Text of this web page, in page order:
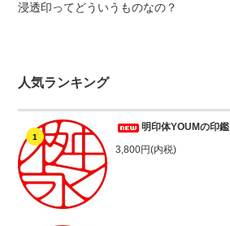
浸透印ってどういうものなの？
人気ランキング
1
明印体YOUMの印鑑
3,800円(内税)